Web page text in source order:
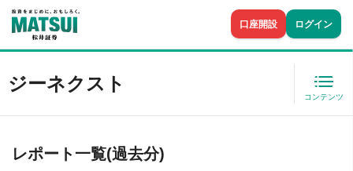
口座開設 ログイン
ジーネクスト
コンテンツ
レポート一覧(過去分)